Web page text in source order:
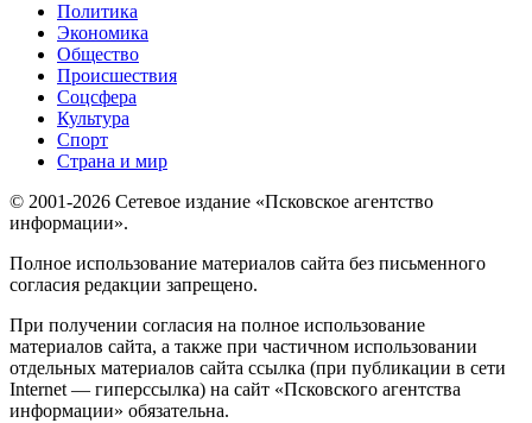
Политика
Экономика
Общество
Происшествия
Соцсфера
Культура
Спорт
Страна и мир
© 2001-2026 Сетевое издание «Псковское агентство
информации».
Полное использование материалов сайта без письменного
согласия редакции запрещено.
При получении согласия на полное использование
материалов сайта, а также при частичном использовании
отдельных материалов сайта ссылка (при публикации в сети
Internet — гиперссылка) на сайт «Псковского агентства
информации» обязательна.